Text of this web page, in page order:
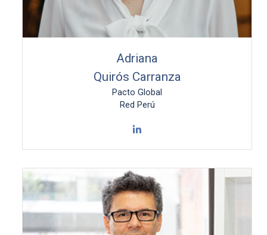
Adriana
Quirós Carranza
Pacto Global
Red Perú